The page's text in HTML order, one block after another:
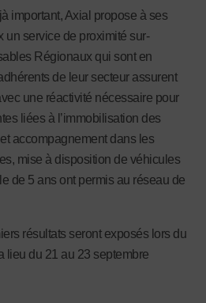
important, Axial propose à ses
un service de proximité sur-
Régionaux qui sont en
de leur secteur assurent
une réactivité nécessaire pour
liées à l’immobilisation des
accompagnement dans les
mise à disposition de véhicules
de 5 ans ont permis au réseau de
résultats seront exposés lors du
lieu du 21 au 23 septembre